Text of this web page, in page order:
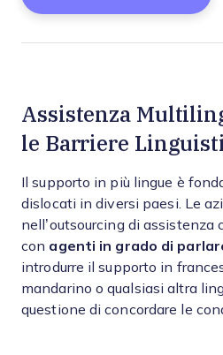
Assistenza
le Barriere
Il supporto in più lingue è
dislocati in diversi paesi. Le
nell’outsourcing di
con agenti in grado di
introdurre il supporto in
mandarino o qualsiasi altra
questione di concordare le